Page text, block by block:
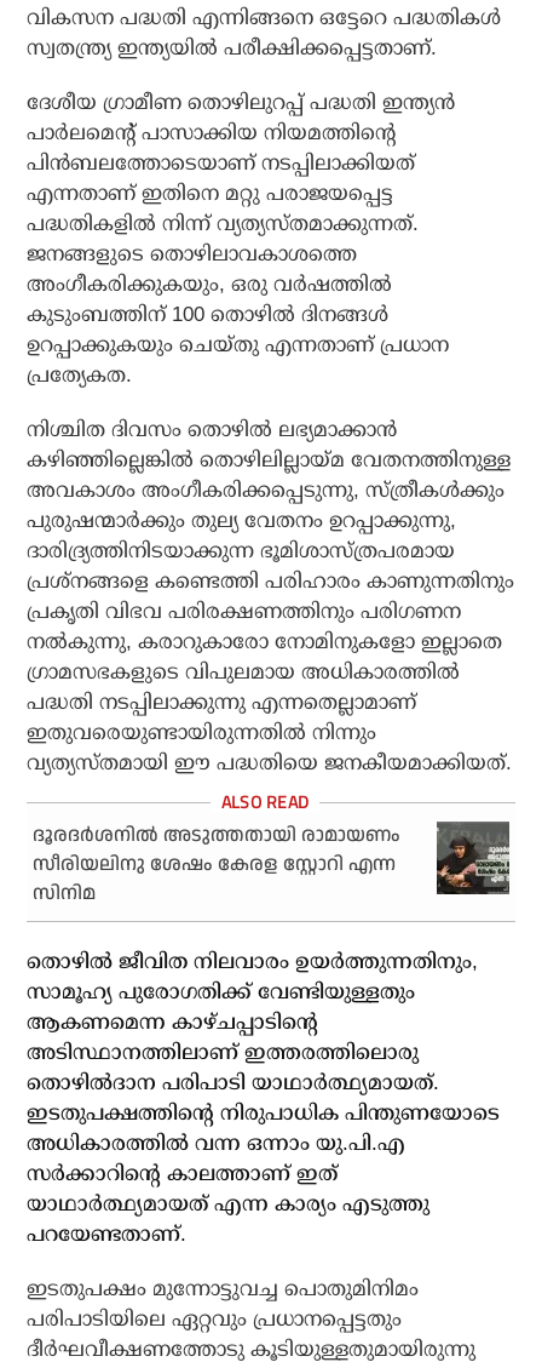
വികസന പദ്ധതി എന്നിങ്ങനെ ഒട്ടേറെ പദ്ധതികള്‍
സ്വതന്ത്ര്യ ഇന്ത്യയില്‍ പരീക്ഷിക്കപ്പെട്ടതാണ്.
ദേശീയ ഗ്രാമീണ തൊഴിലുറപ്പ് പദ്ധതി ഇന്ത്യന്‍
പാര്‍ലമെന്റ് പാസാക്കിയ നിയമത്തിന്റെ
പിന്‍ബലത്തോടെയാണ് നടപ്പിലാക്കിയത്
എന്നതാണ് ഇതിനെ മറ്റു പരാജയപ്പെട്ട
പദ്ധതികളില്‍ നിന്ന് വ്യത്യസ്തമാക്കുന്നത്.
ജനങ്ങളുടെ തൊഴിലാവകാശത്തെ
അംഗീകരിക്കുകയും, ഒരു വര്‍ഷത്തില്‍
കുടുംബത്തിന് 100 തൊഴില്‍ ദിനങ്ങള്‍
ഉറപ്പാക്കുകയും ചെയ്തു എന്നതാണ് പ്രധാന
പ്രത്യേകത.
നിശ്ചിത ദിവസം തൊഴില്‍ ലഭ്യമാക്കാന്‍
കഴിഞ്ഞില്ലെങ്കില്‍ തൊഴിലില്ലായ്മ വേതനത്തിനുള്ള
അവകാശം അംഗീകരിക്കപ്പെടുന്നു, സ്ത്രീകള്‍ക്കും
പുരുഷന്മാര്‍ക്കും തുല്യ വേതനം ഉറപ്പാക്കുന്നു,
ദാരിദ്ര്യത്തിനിടയാക്കുന്ന ഭൂമിശാസ്ത്രപരമായ
പ്രശ്‌നങ്ങളെ കണ്ടെത്തി പരിഹാരം കാണുന്നതിനും
പ്രകൃതി വിഭവ പരിരക്ഷണത്തിനും പരിഗണന
നല്‍കുന്നു, കരാറുകാരോ നോമിനുകളോ ഇല്ലാതെ
ഗ്രാമസഭകളുടെ വിപുലമായ അധികാരത്തില്‍
പദ്ധതി നടപ്പിലാക്കുന്നു എന്നതെല്ലാമാണ്
ഇതുവരെയുണ്ടായിരുന്നതില്‍ നിന്നും
വ്യത്യസ്തമായി ഈ പദ്ധതിയെ ജനകീയമാക്കിയത്.
ദൂരദര്‍ശനില്‍ അടുത്തതായി രാമായണം
സീരിയലിനു ശേഷം കേരള സ്റ്റോറി എന്ന
സിനിമ
തൊഴില്‍ ജീവിത നിലവാരം ഉയര്‍ത്തുന്നതിനും,
സാമൂഹ്യ പുരോഗതിക്ക് വേണ്ടിയുള്ളതും
ആകണമെന്ന കാഴ്ചപ്പാടിന്റെ
അടിസ്ഥാനത്തിലാണ് ഇത്തരത്തിലൊരു
തൊഴില്‍ദാന പരിപാടി യാഥാര്‍ത്ഥ്യമായത്.
ഇടതുപക്ഷത്തിന്റെ നിരുപാധിക പിന്തുണയോടെ
അധികാരത്തില്‍ വന്ന ഒന്നാം യു.പി.എ
സര്‍ക്കാറിന്റെ കാലത്താണ് ഇത്
യാഥാര്‍ത്ഥ്യമായത് എന്ന കാര്യം എടുത്തു
പറയേണ്ടതാണ്.
ഇടതുപക്ഷം മുന്നോട്ടുവച്ച പൊതുമിനിമം
പരിപാടിയിലെ ഏറ്റവും പ്രധാനപ്പെട്ടതും
ദീര്‍ഘവീക്ഷണത്തോടു കൂടിയുള്ളതുമായിരുന്നു